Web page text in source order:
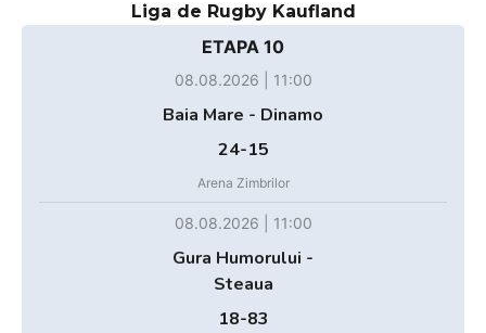
Liga de Rugby Kaufland
ETAPA 10
08.08.2026 | 11:00
Baia Mare - Dinamo
24-15
Arena Zimbrilor
08.08.2026 | 11:00
Gura Humorului -
Steaua
18-83